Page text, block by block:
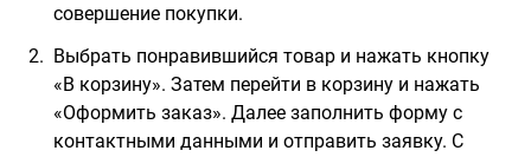
совершение покупки.
Выбрать понравившийся товар и нажать кнопку
«В корзину». Затем перейти в корзину и нажать
«Оформить заказ». Далее заполнить форму с
контактными данными и отправить заявку. С